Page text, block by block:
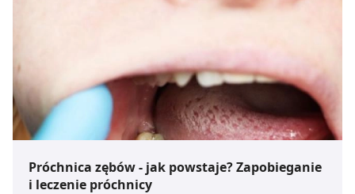
Próchnica zębów - jak powstaje? Zapobieganie
i leczenie próchnicy